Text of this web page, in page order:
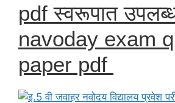
pdf स्वरूपात
navoday exam
paper pdf